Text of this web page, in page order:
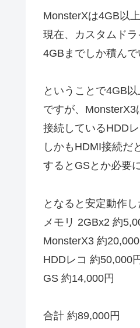
MonsterXは4GB以
現在、カスタムド
4GBまでしか積んで
ということで4GB
ですが、MonsterX3
接続しているHDD
しかもHDMI接続だ
するとGSとか必要
となると安定動作
メモリ 2GBx2 約
MonsterX3 約
HDDレコ 約50,000
GS 約14,000円
合計 約89,000円